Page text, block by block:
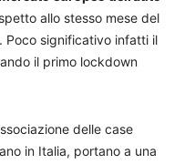
allo stesso mese del
Poco significativo infatti il
il primo lockdown
delle case
in Italia, portano a una